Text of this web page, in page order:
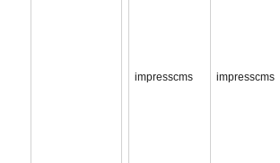
impresscms impresscms